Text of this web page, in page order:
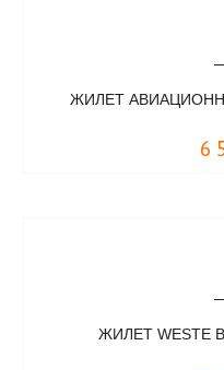
ЖИЛЕТ
6
ЖИЛЕТ WESTE